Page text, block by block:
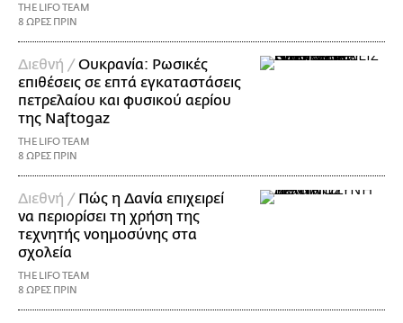
THE LIFO TEAM
8 ΩΡΕΣ ΠΡΙΝ
Διεθνή /Ουκρανία: Ρωσικές
επιθέσεις σε επτά εγκαταστάσεις
πετρελαίου και φυσικού αερίου
της Naftogaz
THE LIFO TEAM
8 ΩΡΕΣ ΠΡΙΝ
Διεθνή / Πώς η Δανία επιχειρεί
να περιορίσει τη χρήση της
τεχνητής νοημοσύνης στα
σχολεία
THE LIFO TEAM
8 ΩΡΕΣ ΠΡΙΝ